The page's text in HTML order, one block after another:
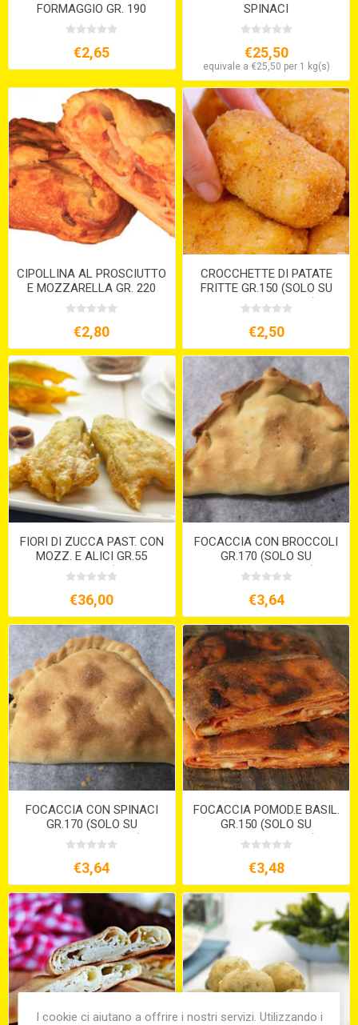
FORMAGGIO GR. 190
€2,65
SPINACI
€25,50
equivale a €25,50 per 1 kg(s)
CIPOLLINA AL PROSCIUTTO
E MOZZARELLA GR. 220
€2,80
CROCCHETTE DI PATATE
FRITTE GR.150 (SOLO SU
PREORDINE 15GG )
€2,50
FIORI DI ZUCCA PAST. CON
MOZZ. E ALICI GR.55
PRONTOFORNO (CT 2 X 2
KG.)
€36,00
FOCACCIA CON BROCCOLI
GR.170 (SOLO SU
PREORDINE 15GG)
€3,64
FOCACCIA CON SPINACI
GR.170 (SOLO SU
PREORDINE 15GG )
€3,64
FOCACCIA POMOD.E BASIL.
GR.150 (SOLO SU
PREORDINE 15GG )
€3,48
I cookie ci aiutano a offrire i nostri servizi. Utilizzando i